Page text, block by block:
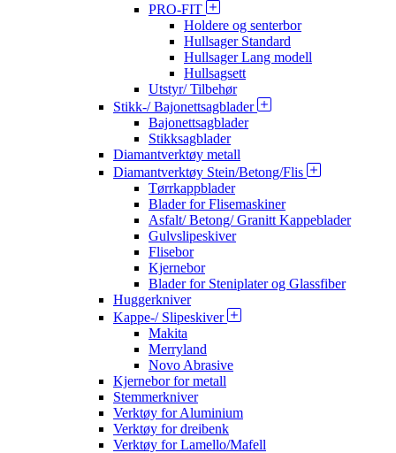
PRO-FIT
Holdere og senterbor
Hullsager Standard
Hullsager Lang modell
Hullsagsett
Utstyr/ Tilbehør
Stikk-/ Bajonettsagblader
Bajonettsagblader
Stikksagblader
Diamantverktøy metall
Diamantverktøy Stein/Betong/Flis
Tørrkappblader
Blader for Flisemaskiner
Asfalt/ Betong/ Granitt Kappeblader
Gulvslipeskiver
Flisebor
Kjernebor
Blader for Steniplater og Glassfiber
Huggerkniver
Kappe-/ Slipeskiver
Makita
Merryland
Novo Abrasive
Kjernebor for metall
Stemmerkniver
Verktøy for Aluminium
Verktøy for dreibenk
Verktøy for Lamello/Mafell